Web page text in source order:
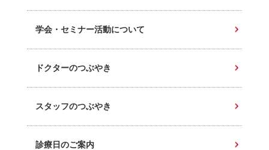
学会・セミナー活動について
ドクターのつぶやき
スタッフのつぶやき
診療日のご案内